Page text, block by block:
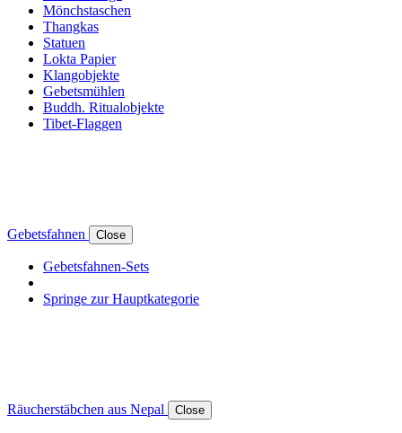
Mönchstaschen
Thangkas
Statuen
Lokta Papier
Klangobjekte
Gebetsmühlen
Buddh. Ritualobjekte
Tibet-Flaggen
Gebetsfahnen Close
Gebetsfahnen-Sets
Springe zur Hauptkategorie
Räucherstäbchen aus Nepal Close